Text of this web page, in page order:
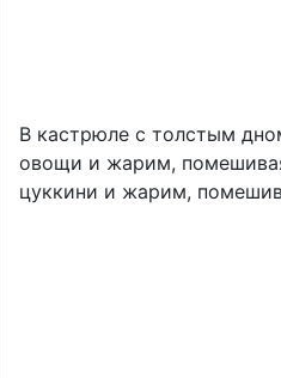
В кастрюле с толстым
овощи и жарим,
цуккини и жарим,